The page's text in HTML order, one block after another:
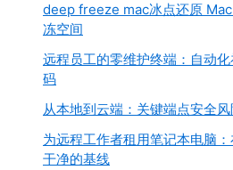
deep freeze mac冰点还原
冻空间
远程员工的零维护终端：自动
码
从本地到云端：关键端点安全
为远程工作者租用笔记本电脑
干净的基线